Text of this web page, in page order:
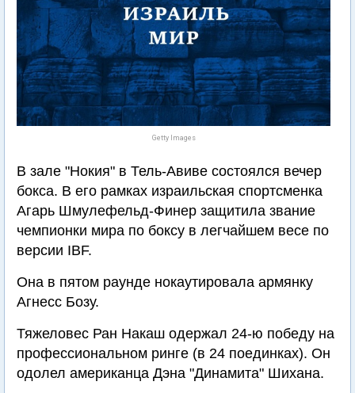
Getty Images
В зале "Нокия" в Тель-Авиве состоялся вечер
бокса. В его рамках израильская спортсменка
Агарь Шмулефельд-Финер защитила звание
чемпионки мира по боксу в легчайшем весе по
версии IBF.
Она в пятом раунде нокаутировала армянку
Агнесс Бозу.
Тяжеловес Ран Накаш одержал 24-ю победу на
профессиональном ринге (в 24 поединках). Он
одолел американца Дэна "Динамита" Шихана.